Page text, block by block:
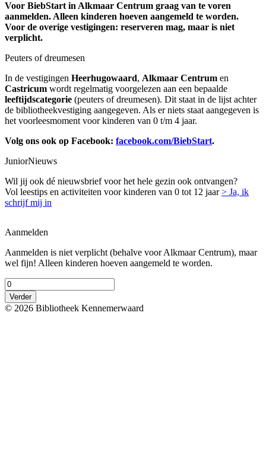
Voor BiebStart in Alkmaar Centrum graag van te voren
aanmelden. Alleen kinderen hoeven aangemeld te worden.
Voor de overige vestigingen: reserveren mag, maar is niet
verplicht.
Peuters of dreumesen
In de vestigingen Heerhugowaard, Alkmaar Centrum en
Castricum wordt regelmatig voorgelezen aan een bepaalde
leeftijdscategorie (peuters of dreumesen). Dit staat in de lijst achter
de bibliotheekvestiging aangegeven. Als er niets staat aangegeven is
het voorleesmoment voor kinderen van 0 t/m 4 jaar.
Volg ons ook op Facebook: facebook.com/BiebStart.
JuniorNieuws
Wil jij ook dé nieuwsbrief voor het hele gezin ook ontvangen?
Vol leestips en activiteiten voor kinderen van 0 tot 12 jaar> Ja, ik
schrijf mij in
Aanmelden
Aanmelden is niet verplicht (behalve voor Alkmaar Centrum), maar
wel fijn! Alleen kinderen hoeven aangemeld te worden.
Verder
© 2026 Bibliotheek Kennemerwaard